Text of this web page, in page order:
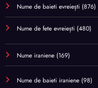
Nume de baieti evreiești (876)
Nume de fete evreiești (480)
Nume iraniene (169)
Nume de baieti iraniene (98)